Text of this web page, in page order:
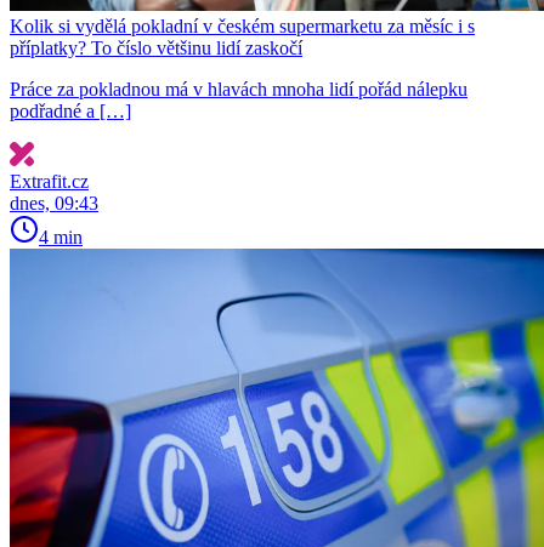
Kolik si vydělá pokladní v českém supermarketu za měsíc i s
příplatky? To číslo většinu lidí zaskočí
Práce za pokladnou má v hlavách mnoha lidí pořád nálepku
podřadné a […]
Extrafit.cz
dnes, 09:43
4 min